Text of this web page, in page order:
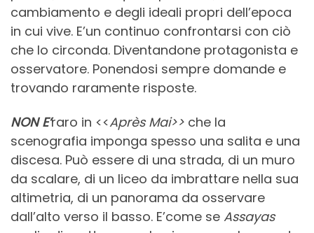
cambiamento e degli ideali propri dell’epoca
in cui vive. E’un continuo confrontarsi con ciò
che lo circonda. Diventandone protagonista e
osservatore. Ponendosi sempre domande e
trovando raramente risposte.
NON E’raro in <<Après Mai>> che la
scenografia imponga spesso una salita e una
discesa. Può essere di una strada, di un muro
da scalare, di un liceo da imbrattare nella sua
altimetria, di un panorama da osservare
dall’alto verso il basso. E’come se Assayas